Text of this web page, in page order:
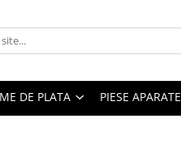
DE PLATA PIESE APARATE